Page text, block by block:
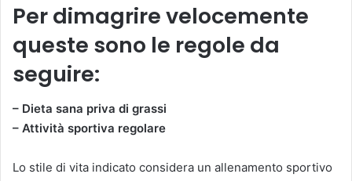
Per dimagrire velocemente
queste sono le regole da
seguire:
– Dieta sana priva di grassi
– Attività sportiva regolare
Lo stile di vita indicato considera un allenamento sportivo